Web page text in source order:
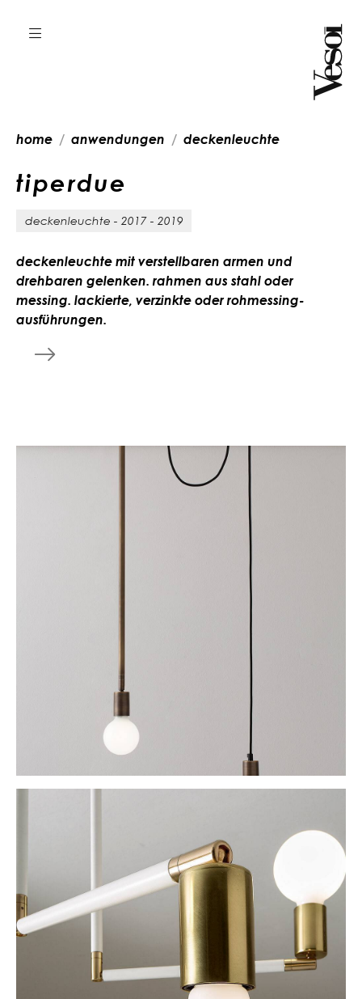
home anwendungen deckenleuchte
tiperdue
deckenleuchte - 2017 - 2019
deckenleuchte mit verstellbaren armen und
drehbaren gelenken. rahmen aus stahl oder
messing. lackierte, verzinkte oder rohmessing-
ausführungen.